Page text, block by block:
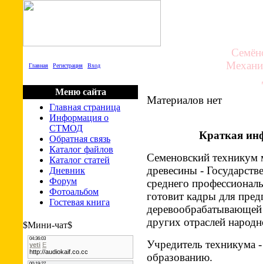
Главная Регистрация Вход
Меню сайта
Главная страница
Информация о
СТМОД
Обратная связь
Каталог файлов
Каталог статей
Дневник
Форум
Фотоальбом
Гостевая книга
$Мини-чат$
Материалов нет
Краткая
Семеновский техникум
древесины -
среднего
готовит кадры для
других отраслей
Учредитель техникума
образованию.